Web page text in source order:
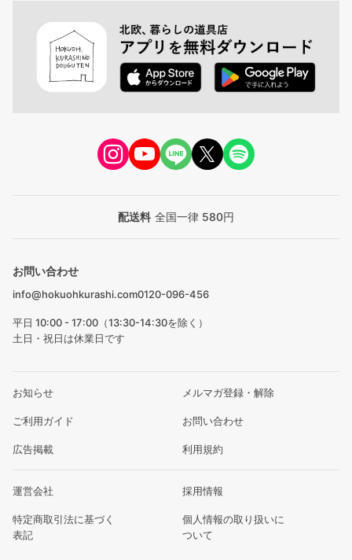
配送料 全国一律 580円
お問い合わせ
info@hokuohkurashi.com0120-096-456
平日 10:00 - 17:00（13:30-14:30を除く）
土日・祝日は休業日です
お知らせ メルマガ登録・解除
ご利用ガイド お問い合わせ
広告掲載 利用規約
運営会社 採用情報
特定商取引法に基づく
表記
個人情報の取り扱いに
ついて